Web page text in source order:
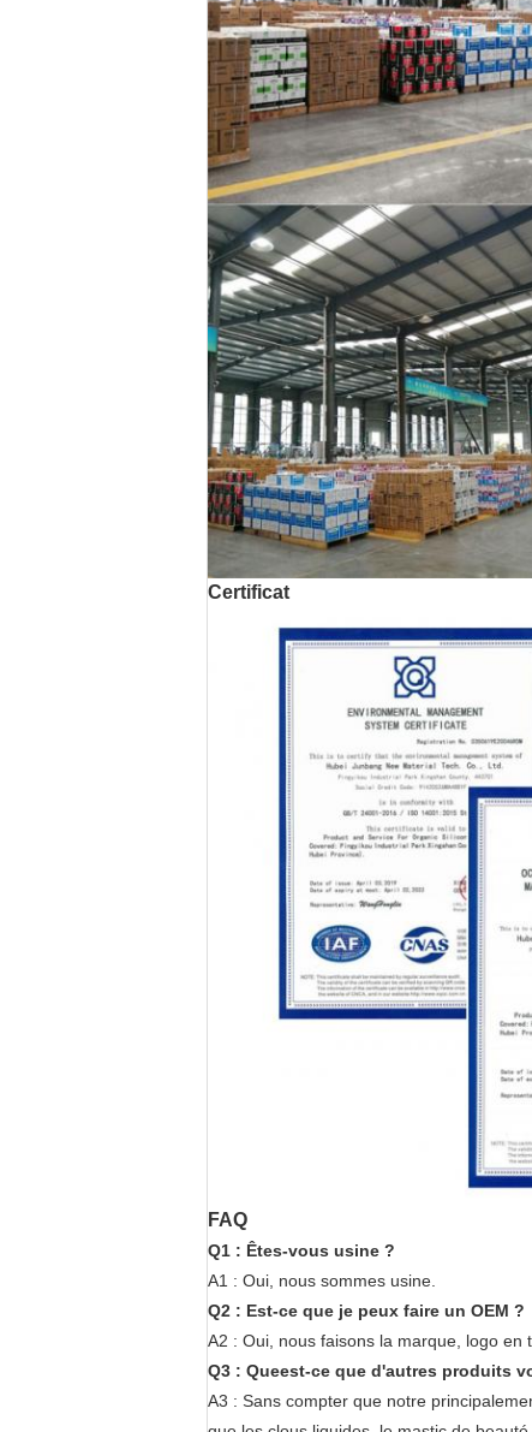
Certificat
FAQ
Q1 : Êtes-vous usine ?
A1 : Oui, nous sommes usine.
Q2 : Est-ce que je peux faire un OEM ?
A2 : Oui, nous faisons la marque, logo en
Q3 : Queest-ce que d'autres produits
A3 : Sans compter que notre